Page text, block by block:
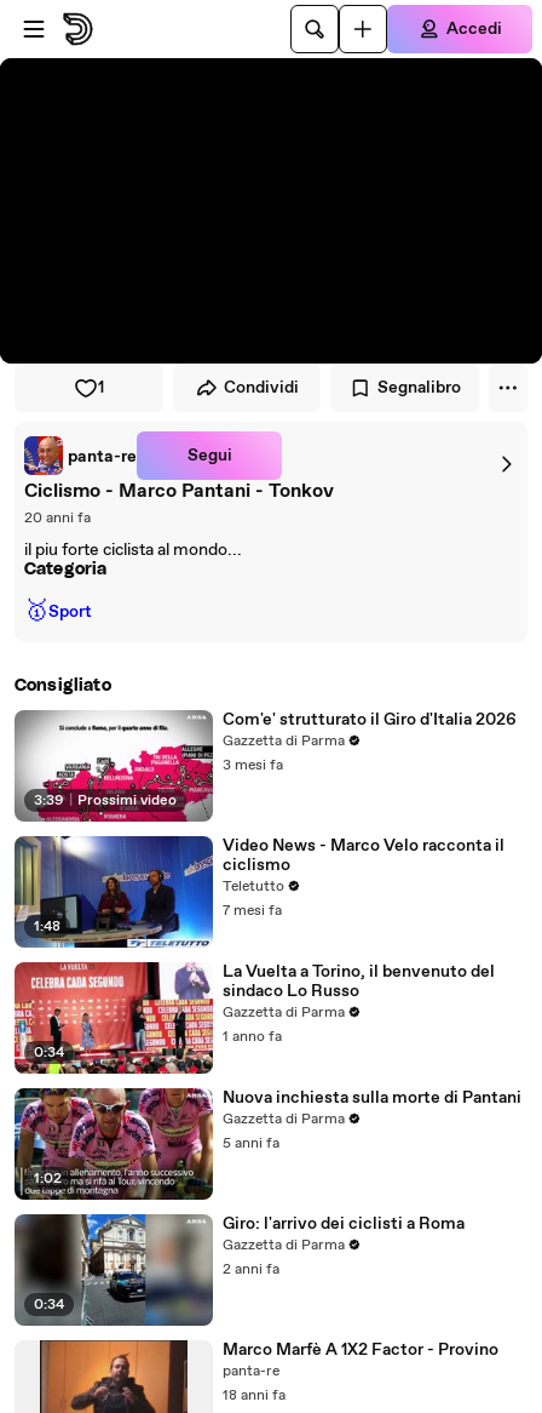
Vai al lettore
Passa al contenuto principale
Accedi
1 Condividi Segnalibro
panta-re Segui
Ciclismo - Marco Pantani - Tonkov
20 anni fa
il piu forte ciclista al mondo...
Categoria
🥇Sport
Consigliato
3:39 | Prossimi video
Com'e' strutturato il Giro d'Italia 2026
Gazzetta di Parma
3 mesi fa
1:48
Video News - Marco Velo racconta il
ciclismo
Teletutto
7 mesi fa
0:34
La Vuelta a Torino, il benvenuto del
sindaco Lo Russo
Gazzetta di Parma
1 anno fa
1:02
Nuova inchiesta sulla morte di Pantani
Gazzetta di Parma
5 anni fa
0:34
Giro: l'arrivo dei ciclisti a Roma
Gazzetta di Parma
2 anni fa
Marco Marfè A 1X2 Factor - Provino
panta-re
18 anni fa